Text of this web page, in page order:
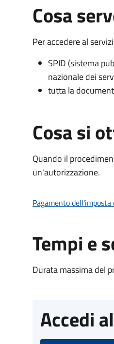
Cosa
Per accedere al
SPID (sistema
nazionale dei
tutta la
Cosa si
Quando il
un'autorizzazione.
Pagamento
Tempi e
Durata massima del
Accedi